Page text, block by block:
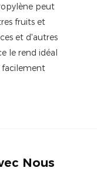
peut
fruits et
et d'autres
le rend idéal
facilement
Nous